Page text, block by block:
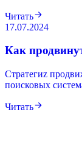
Читать
17.07.2024
Как
Cтратегиz
поисковых
Читать